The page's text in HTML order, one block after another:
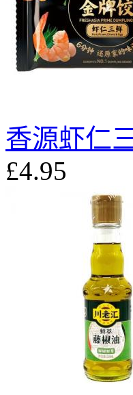
香源虾仁
£4.95